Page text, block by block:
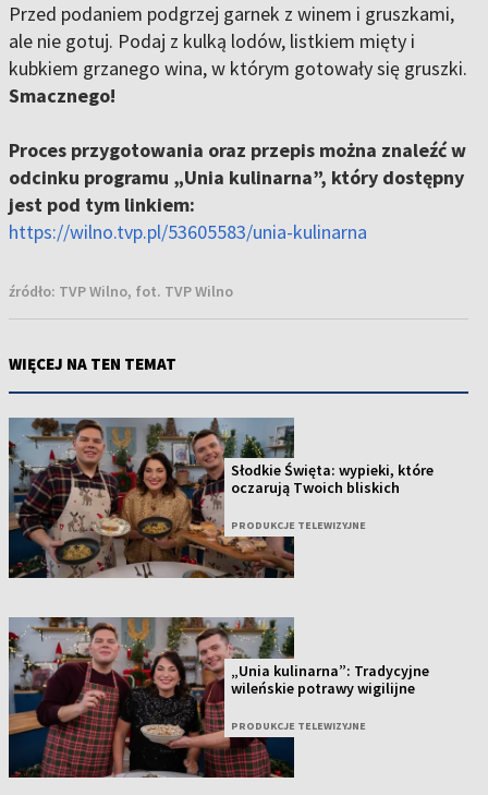
Przed podaniem podgrzej garnek z winem i gruszkami,
ale nie gotuj. Podaj z kulką lodów, listkiem mięty i
kubkiem grzanego wina, w którym gotowały się gruszki.
Smacznego!
Proces przygotowania oraz przepis można znaleźć w
odcinku programu „Unia kulinarna”, który dostępny
jest pod tym linkiem:
https://wilno.tvp.pl/53605583/unia-kulinarna
źródło: TVP Wilno, fot. TVP Wilno
WIĘCEJ NA TEN TEMAT
Słodkie Święta: wypieki, które
oczarują Twoich bliskich
PRODUKCJE TELEWIZYJNE
„Unia kulinarna”: Tradycyjne
wileńskie potrawy wigilijne
PRODUKCJE TELEWIZYJNE